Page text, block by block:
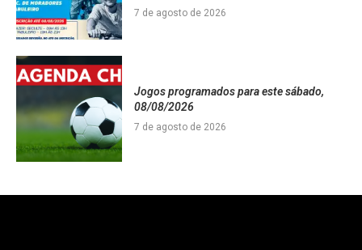
7 de agosto de 2026
Jogos programados para este sábado,
08/08/2026
7 de agosto de 2026